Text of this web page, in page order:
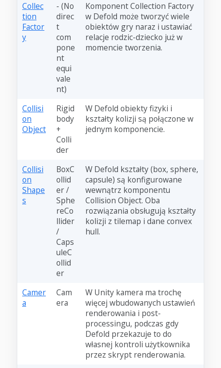
Collec
tion
Factor
y
- (No
direc
t
com
pone
nt
equi
vale
nt)
Komponent Collection Factory
w Defold może tworzyć wiele
obiektów gry naraz i ustawiać
relacje rodzic-dziecko już w
momencie tworzenia.
Collisi
on
Object
Rigid
body
+
Colli
der
W Defold obiekty fizyki i
kształty kolizji są połączone w
jednym komponencie.
Collisi
on
Shape
s
BoxC
ollid
er /
Sphe
reCo
llider
/
Caps
uleC
ollid
er
W Defold kształty (box, sphere,
capsule) są konfigurowane
wewnątrz komponentu
Collision Object. Oba
rozwiązania obsługują kształty
kolizji z tilemap i dane convex
hull.
Camer
a
Cam
era
W Unity kamera ma trochę
więcej wbudowanych ustawień
renderowania i post-
processingu, podczas gdy
Defold przekazuje to do
własnej kontroli użytkownika
przez skrypt renderowania.